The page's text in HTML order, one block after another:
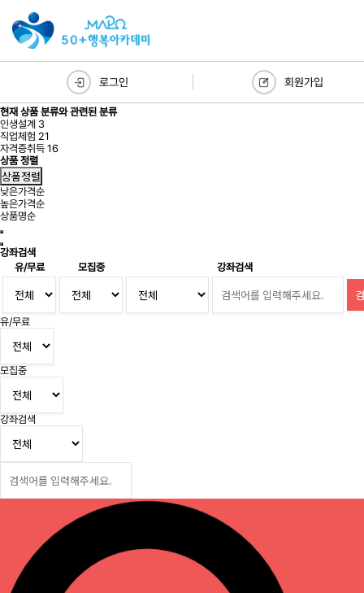
로그인 회원가입
현재 상품 분류와 관련된 분류
인생설계 3
직업체험 21
자격증취득 16
상품 정렬
상품정렬
낮은가격순
높은가격순
상품명순
강좌검색
유/무료
모집중 강좌검색
유/무료
모집중
강좌검색